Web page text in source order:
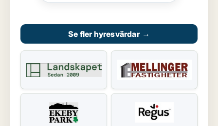
Se fler hyresvärdar →